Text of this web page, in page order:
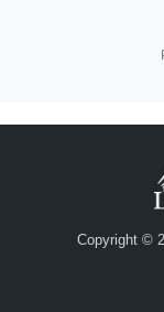
Copyright ©